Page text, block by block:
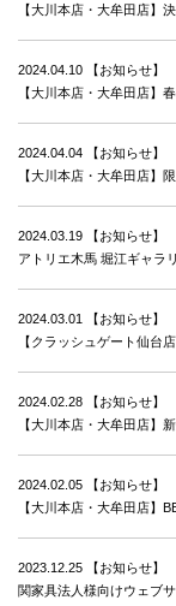
【大川本店・大牟田店】
2024.04.10
【お知らせ】
【大川本店・大牟田店】
2024.04.04
【お知らせ】
【大川本店・大牟田店】
2024.03.19
【お知らせ】
アトリエ木馬 堀江ギャラ
2024.03.01
【お知らせ】
【クラッシュゲート仙台
2024.02.28
【お知らせ】
【大川本店・大牟田店】
2024.02.05
【お知らせ】
【大川本店・大牟田店】
2023.12.25
【お知らせ】
関家具法人様向けウェブ